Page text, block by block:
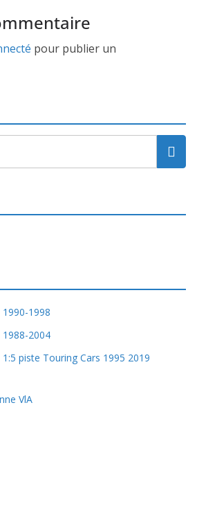
pour publier un
1998
1988-2004
piste Touring Cars 1995 2019
VlA